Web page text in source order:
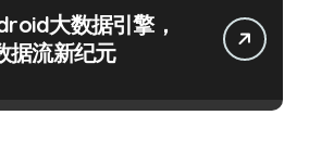
大数据引擎，
据流新纪元